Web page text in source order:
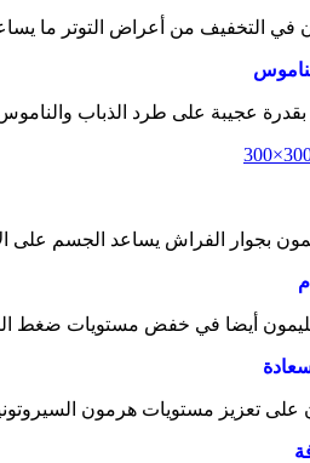
في التخفيف من أعراض التوتر ما
بقدرة عجيبة على طرد الذباب
بجوار الفراش يساعد الجسم على
أيضا في خفض مستويات ضغط
على تعزيز مستويات هرمون